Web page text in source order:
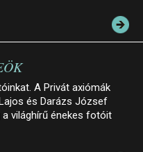
A Privát axiómák
és Darázs József
világhírű énekes fotóit